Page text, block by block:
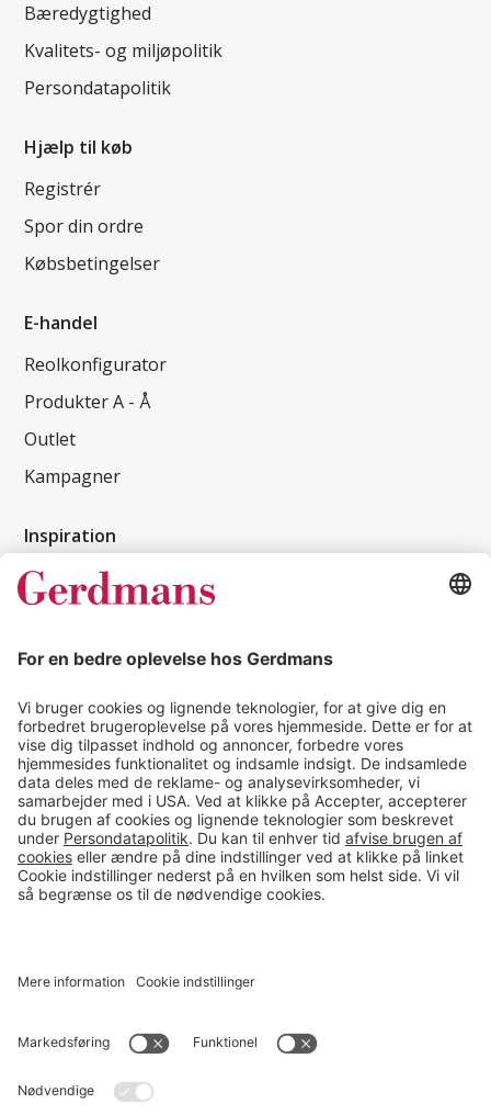
Bæredygtighed
Kvalitets- og miljøpolitik
Persondatapolitik
Hjælp til køb
Registrér
Spor din ordre
Købsbetingelser
E-handel
Reolkonfigurator
Produkter A - Å
Outlet
Kampagner
Inspiration
Kundereferencer
Tips & guides
Kontakt
salg@gerdmans.dk
49 18 07 07
Salgsafdeling åbningstider
08.00-16.00
© 2026 Gerdmans Kontor- & Lagerudstyr A/S Alle priser er ekskl.
Cookie indstillinger